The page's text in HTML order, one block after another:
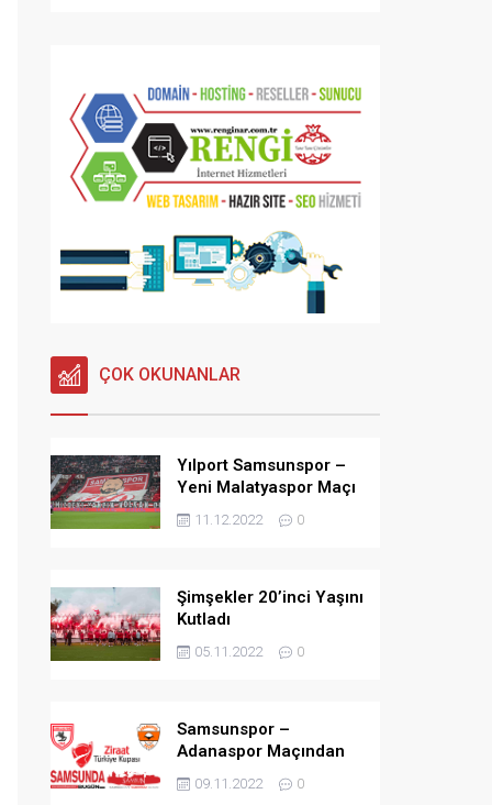
ÇOK OKUNANLAR
Yılport Samsunspor –
Yeni Malatyaspor Maçı
11.12.2022 0
Şimşekler 20’inci Yaşını
Kutladı
05.11.2022 0
Samsunspor –
Adanaspor Maçından
Kareler
09.11.2022 0